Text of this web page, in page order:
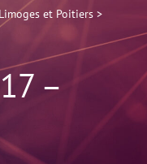
et Poitiers>
–